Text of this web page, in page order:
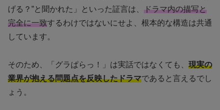
げる？”と聞かれた」といった証言は、 ドラマ内の描写と
完全に一致するわけではないにせよ、根本的な構造は共通
しています。
そのため、「グラぱらっ！」は実話ではなくても、 現実の
業界が抱える問題点を反映したドラマであると言えるでし
ょう。